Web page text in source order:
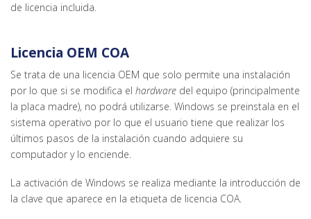
de licencia incluida.
Licencia OEM COA
Se trata de una licencia OEM que solo permite una instalación
por lo que si se modifica el hardware del equipo (principalmente
la placa madre), no podrá utilizarse. Windows se preinstala en el
sistema operativo por lo que el usuario tiene que realizar los
últimos pasos de la instalación cuando adquiere su
computador y lo enciende.
La activación de Windows se realiza mediante la introducción de
la clave que aparece en la etiqueta de licencia COA.